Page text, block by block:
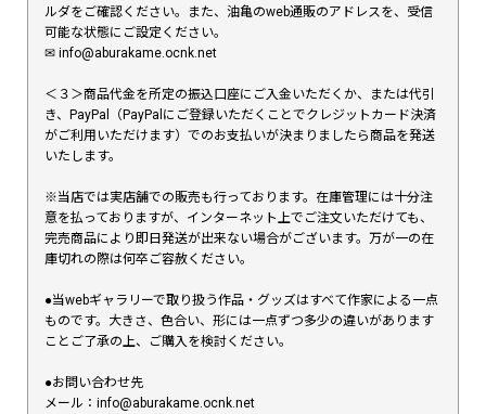
ルダをご確認ください。また、油亀のweb通販のアドレスを、受信
可能な状態にご設定ください。
✉︎ info@aburakame.ocnk.net
＜３＞商品代金を所定の振込口座にご入金いただくか、または代引
き、PayPal（PayPalにご登録いただくことでクレジットカード決済
がご利用いただけます）でのお支払いが決まりましたら商品を発送
いたします。
※当店では実店舗での販売も行っております。在庫管理には十分注
意を払っておりますが、インターネット上でご注文いただけても、
完売商品により即日発送が出来ない場合がございます。万が一の在
庫切れの際は何卒ご容赦ください。
●当webギャラリーで取り扱う作品・グッズはすべて作家による一点
ものです。大きさ、色合い、形には一点ずつ多少の違いがあります
ことご了承の上、ご購入を検討ください。
●お問い合わせ先
メール：info@aburakame.ocnk.net